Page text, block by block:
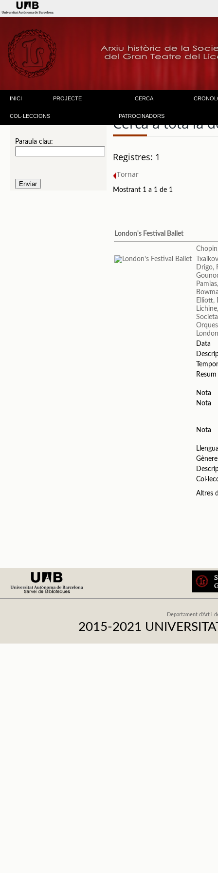
INICI PROJECTE CERCA
COL·LECCIONS PATROCINADORS
Paraula clau:
Cerca a tota la
Registres: 1
Tornar
Mostrant 1 a 1 de 1
London's Festival Ballet
Drigo,
Elliott,
Data
Resum
Nota
Nota
Nota
Gènere
Altres
Departament d'Art i
2015-2021